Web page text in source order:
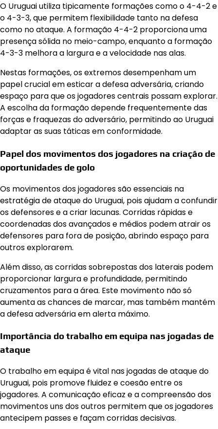
O Uruguai utiliza tipicamente formações como o 4-4-2 e
o 4-3-3, que permitem flexibilidade tanto na defesa
como no ataque. A formação 4-4-2 proporciona uma
presença sólida no meio-campo, enquanto a formação
4-3-3 melhora a largura e a velocidade nas alas.
Nestas formações, os extremos desempenham um
papel crucial em esticar a defesa adversária, criando
espaço para que os jogadores centrais possam explorar.
A escolha da formação depende frequentemente das
forças e fraquezas do adversário, permitindo ao Uruguai
adaptar as suas táticas em conformidade.
Papel dos movimentos dos jogadores na criação de
oportunidades de golo
Os movimentos dos jogadores são essenciais na
estratégia de ataque do Uruguai, pois ajudam a confundir
os defensores e a criar lacunas. Corridas rápidas e
coordenadas dos avançados e médios podem atrair os
defensores para fora de posição, abrindo espaço para
outros explorarem.
Além disso, as corridas sobrepostas dos laterais podem
proporcionar largura e profundidade, permitindo
cruzamentos para a área. Este movimento não só
aumenta as chances de marcar, mas também mantém
a defesa adversária em alerta máximo.
Importância do trabalho em equipa nas jogadas de
ataque
O trabalho em equipa é vital nas jogadas de ataque do
Uruguai, pois promove fluidez e coesão entre os
jogadores. A comunicação eficaz e a compreensão dos
movimentos uns dos outros permitem que os jogadores
antecipem passes e façam corridas decisivas.